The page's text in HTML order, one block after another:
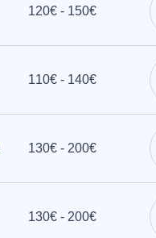
120€ - 150€
110€ - 140€
130€ - 200€
130€ - 200€